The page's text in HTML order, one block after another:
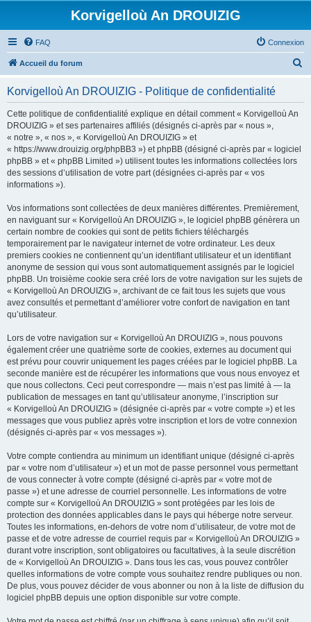
Korvigelloù An DROUIZIG
FAQ Connexion
Accueil du forum
Korvigelloù An DROUIZIG - Politique de confidentialité
Cette politique de confidentialité explique en détail comment « Korvigelloù An
DROUIZIG » et ses partenaires affiliés (désignés ci-après par « nous »,
« notre », « nos », « Korvigelloù An DROUIZIG » et
« https://www.drouizig.org/phpBB3 ») et phpBB (désigné ci-après par « logiciel
phpBB » et « phpBB Limited ») utilisent toutes les informations collectées lors
des sessions d’utilisation de votre part (désignées ci-après par « vos
informations »).
Vos informations sont collectées de deux manières différentes. Premièrement,
en naviguant sur « Korvigelloù An DROUIZIG », le logiciel phpBB génèrera un
certain nombre de cookies qui sont de petits fichiers téléchargés
temporairement par le navigateur internet de votre ordinateur. Les deux
premiers cookies ne contiennent qu’un identifiant utilisateur et un identifiant
anonyme de session qui vous sont automatiquement assignés par le logiciel
phpBB. Un troisième cookie sera créé lors de votre navigation sur les sujets de
« Korvigelloù An DROUIZIG », archivant de ce fait tous les sujets que vous
avez consultés et permettant d’améliorer votre confort de navigation en tant
qu’utilisateur.
Lors de votre navigation sur « Korvigelloù An DROUIZIG », nous pouvons
également créer une quatrième sorte de cookies, externes au document qui
est prévu pour couvrir uniquement les pages créées par le logiciel phpBB. La
seconde manière est de récupérer les informations que vous nous envoyez et
que nous collectons. Ceci peut correspondre — mais n’est pas limité à — la
publication de messages en tant qu’utilisateur anonyme, l’inscription sur
« Korvigelloù An DROUIZIG » (désignée ci-après par « votre compte ») et les
messages que vous publiez après votre inscription et lors de votre connexion
(désignés ci-après par « vos messages »).
Votre compte contiendra au minimum un identifiant unique (désigné ci-après
par « votre nom d’utilisateur ») et un mot de passe personnel vous permettant
de vous connecter à votre compte (désigné ci-après par « votre mot de
passe ») et une adresse de courriel personnelle. Les informations de votre
compte sur « Korvigelloù An DROUIZIG » sont protégées par les lois de
protection des données applicables dans le pays qui héberge notre serveur.
Toutes les informations, en-dehors de votre nom d’utilisateur, de votre mot de
passe et de votre adresse de courriel requis par « Korvigelloù An DROUIZIG »
durant votre inscription, sont obligatoires ou facultatives, à la seule discrétion
de « Korvigelloù An DROUIZIG ». Dans tous les cas, vous pouvez contrôler
quelles informations de votre compte vous souhaitez rendre publiques ou non.
De plus, vous pouvez décider de vous abonner ou non à la liste de diffusion du
logiciel phpBB depuis une option disponible sur votre compte.